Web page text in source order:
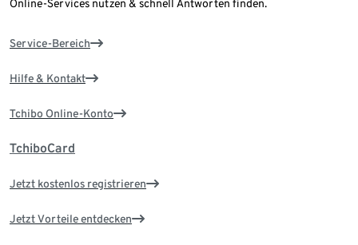
Online-Services nutzen & schnell Antworten finden.
Service-Bereich
Hilfe & Kontakt
Tchibo Online-Konto
TchiboCard
Jetzt kostenlos registrieren
Jetzt Vorteile entdecken